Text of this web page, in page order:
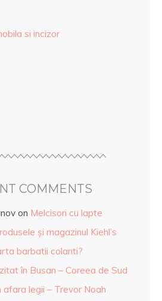
si incizor
COMMENTS
on Melcisori cu lapte
și magazinul Kiehl’s
barbatii colanti?
în Busan – Coreea de Sud
afara legii – Trevor Noah